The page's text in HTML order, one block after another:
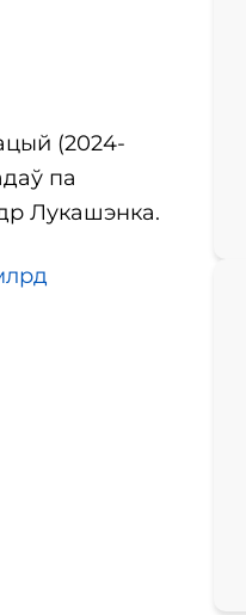
(2024-
па
Лукашэнка.